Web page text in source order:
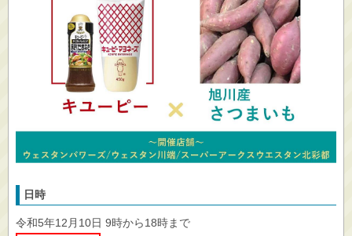
日時
令和5年12月10日 9時から18時まで